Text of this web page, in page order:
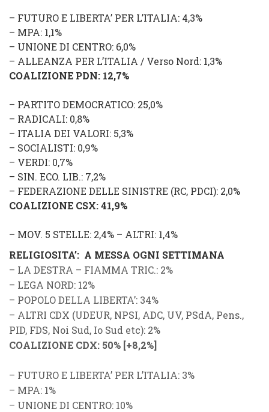
– FUTURO E LIBERTA’ PER L’ITALIA: 4,3%
– MPA: 1,1%
– UNIONE DI CENTRO: 6,0%
– ALLEANZA PER L’ITALIA / Verso Nord: 1,3%
COALIZIONE PDN: 12,7%
– PARTITO DEMOCRATICO: 25,0%
– RADICALI: 0,8%
– ITALIA DEI VALORI: 5,3%
– SOCIALISTI: 0,9%
– VERDI: 0,7%
– SIN. ECO. LIB.: 7,2%
– FEDERAZIONE DELLE SINISTRE (RC, PDCI): 2,0%
COALIZIONE CSX: 41,9%
– MOV. 5 STELLE: 2,4% – ALTRI: 1,4%
RELIGIOSITA’: A MESSA OGNI SETTIMANA
– LA DESTRA – FIAMMA TRIC.: 2%
– LEGA NORD: 12%
– POPOLO DELLA LIBERTA’: 34%
– ALTRI CDX (UDEUR, NPSI, ADC, UV, PSdA, Pens.,
PID, FDS, Noi Sud, Io Sud etc): 2%
COALIZIONE CDX: 50% [+8,2%]
– FUTURO E LIBERTA’ PER L’ITALIA: 3%
– MPA: 1%
– UNIONE DI CENTRO: 10%